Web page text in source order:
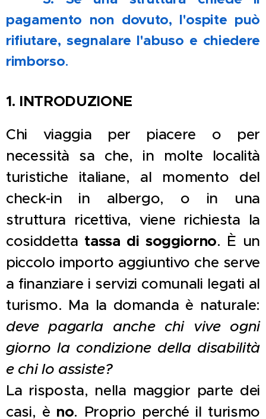
pagamento non dovuto, l'ospite può
rifiutare, segnalare l'abuso e chiedere
rimborso.
1. INTRODUZIONE
Chi viaggia per piacere o per
necessità sa che, in molte località
turistiche italiane, al momento del
check-in in albergo, o in una
struttura ricettiva, viene richiesta la
cosiddetta tassa di soggiorno. È un
piccolo importo aggiuntivo che serve
a finanziare i servizi comunali legati al
turismo. Ma la domanda è naturale:
deve pagarla anche chi vive ogni
giorno la condizione della disabilità
e chi lo assiste?
La risposta, nella maggior parte dei
casi, è no. Proprio perché il turismo